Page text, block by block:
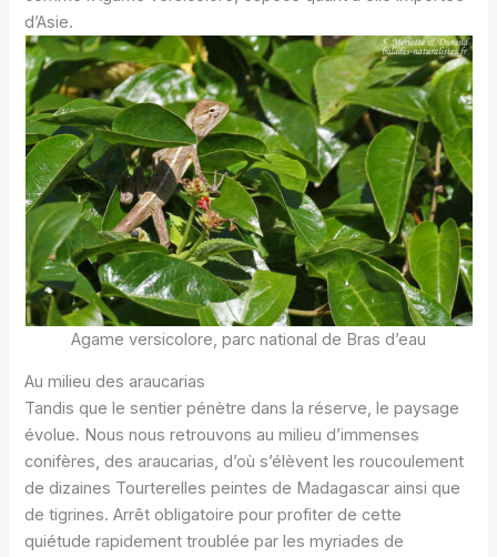
d’Asie.
Agame versicolore, parc national de Bras d’eau
Au milieu des araucarias
Tandis que le sentier pénètre dans la réserve, le paysage
évolue. Nous nous retrouvons au milieu d’immenses
conifères, des araucarias, d’où s’élèvent les roucoulement
de dizaines Tourterelles peintes de Madagascar ainsi que
de tigrines. Arrêt obligatoire pour profiter de cette
quiétude rapidement troublée par les myriades de